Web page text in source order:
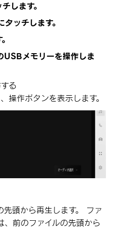
します。
タッチします。
USBメモリーを操作しま
る
操作ボタンを表示します。
先頭から再生します。 ファ
、前のファイルの先頭から